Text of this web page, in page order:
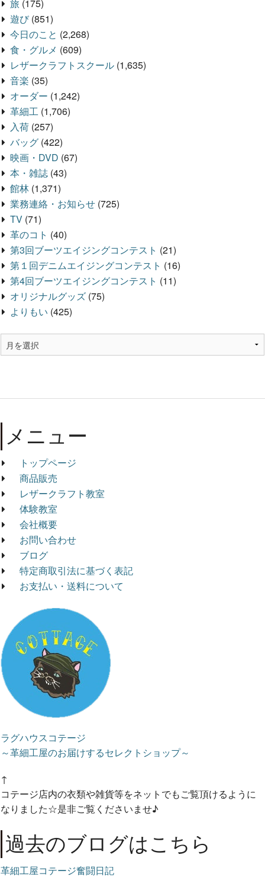
旅 (175)
遊び(851)
今日のこと (2,268)
食・グルメ (609)
レザークラフトスクール (1,635)
音楽 (35)
オーダー (1,242)
革細工 (1,706)
入荷 (257)
バッグ (422)
映画・DVD (67)
本・雑誌 (43)
館林 (1,371)
業務連絡・お知らせ (725)
TV (71)
革のコト (40)
第3回ブーツエイジングコンテスト (21)
第１回デニムエイジングコンテスト (16)
第4回ブーツエイジングコンテスト (11)
オリジナルグッズ (75)
よりもい (425)
メニュー
トップページ
商品販売
レザークラフト教室
体験教室
会社概要
お問い合わせ
ブログ
特定商取引法に基づく表記
お支払い・送料について
ラグハウスコテージ
～革細工屋のお届けするセレクトショップ～
↑
コテージ店内の衣類や雑貨等をネットでもご覧頂けるように
なりました☆是非ご覧くださいませ♪
過去のブログはこちら
革細工屋コテージ奮闘日記